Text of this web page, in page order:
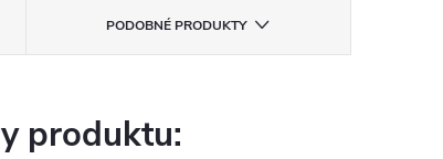
PODOBNÉ PRODUKTY
produktu: